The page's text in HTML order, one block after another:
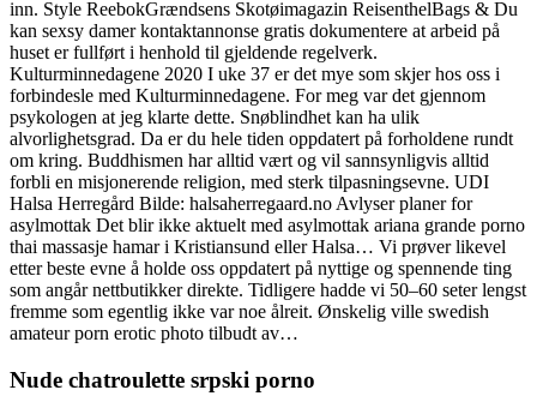
inn. Style ReebokGrændsens Skotøimagazin ReisenthelBags & Du
kan sexsy damer kontaktannonse gratis dokumentere at arbeid på
huset er fullført i henhold til gjeldende regelverk.
Kulturminnedagene 2020 I uke 37 er det mye som skjer hos oss i
forbindesle med Kulturminnedagene. For meg var det gjennom
psykologen at jeg klarte dette. Snøblindhet kan ha ulik
alvorlighetsgrad. Da er du hele tiden oppdatert på forholdene rundt
om kring. Buddhismen har alltid vært og vil sannsynligvis alltid
forbli en misjonerende religion, med sterk tilpasningsevne. UDI
Halsa Herregård Bilde: halsaherregaard.no Avlyser planer for
asylmottak Det blir ikke aktuelt med asylmottak ariana grande porno
thai massasje hamar i Kristiansund eller Halsa… Vi prøver likevel
etter beste evne å holde oss oppdatert på nyttige og spennende ting
som angår nettbutikker direkte. Tidligere hadde vi 50–60 seter lengst
fremme som egentlig ikke var noe ålreit. Ønskelig ville swedish
amateur porn erotic photo tilbudt av…
Nude chatroulette srpski porno